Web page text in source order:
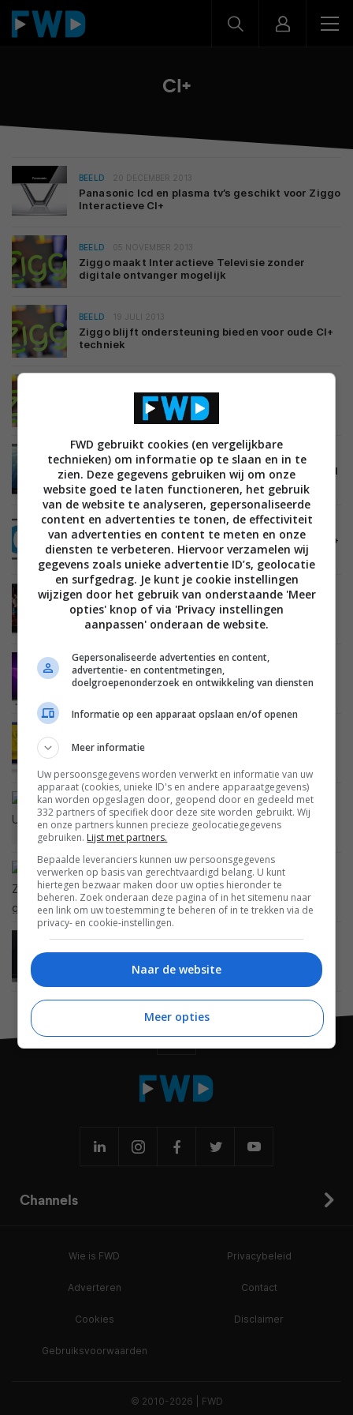
CI+
BEELD 20 DECEMBER 2013
Panasonic lcd en plasma tv’s geschikt voor Ziggo
Interactieve CI+
BEELD 05 NOVEMBER 2013
Ziggo maakt Interactieve Televisie zonder
digitale ontvanger mogelijk
BEELD 19 JULI 2013
Ziggo blijft ondersteuning bieden voor oude CI+
techniek
Ziggo brengt interactieve CI+ module op de
BEELD 19 APRIL 2011
Panasonic 2011 VIERA TV’s nu ook gecertificeerd
voor UPC CI+ modules
BEELD 13 APRIL 2011
UPC ondersteunt nu ook digitale televisie via CI+
Module
BEELD 08 APRIL 2011
Sony Bravia 2010 en 2011 TV’s door UPC CI+
gecertificeerd voor digitale TV
BEELD 11 NOVEMBER 2010
Samsung HD TVs gecertificeerd voor
CanalDigitaal
Quattron TV serie van Sharp krijgt Ziggo-
BEELD 13 SEPTEMBER 2010
UPC kondigt gebruik Digitale TV CI+ module aan
BEELD 23 APRIL 2010
LG TVs Ziggo CI+ gecertificeerd
BEELD 04 DECEMBER 2009
Sharp LE705 LED TV’s met CI+ ondersteuning
Channels
Wie is FWD Privacybeleid
Adverteren Contact
Cookies Disclaimer
Gebruiksvoorwaarden
© 2010-2026 | FWD
FWD gebruikt cookies (en vergelijkbare
technieken) om informatie op te slaan en in te
zien. Deze gegevens gebruiken wij om onze
website goed te laten functioneren, het gebruik
van de website te analyseren, gepersonaliseerde
content en advertenties te tonen, de effectiviteit
van advertenties en content te meten en onze
diensten te verbeteren. Hiervoor verzamelen wij
gegevens zoals unieke advertentie ID’s, geolocatie
en surfgedrag. Je kunt je cookie instellingen
wijzigen door het gebruik van onderstaande 'Meer
opties' knop of via 'Privacy instellingen
aanpassen' onderaan de website.
Gepersonaliseerde advertenties en content,
advertentie- en contentmetingen,
doelgroepenonderzoek en ontwikkeling van diensten
Informatie op een apparaat opslaan en/of openen
Meer informatie
Uw persoonsgegevens worden verwerkt en informatie van uw
apparaat (cookies, unieke ID's en andere apparaatgegevens)
kan worden opgeslagen door, geopend door en gedeeld met
332 partners of specifiek door deze site worden gebruikt. Wij
en onze partners kunnen precieze geolocatiegegevens
gebruiken. Lijst met partners.
Bepaalde leveranciers kunnen uw persoonsgegevens
verwerken op basis van gerechtvaardigd belang. U kunt
hiertegen bezwaar maken door uw opties hieronder te
beheren. Zoek onderaan deze pagina of in het sitemenu naar
een link om uw toestemming te beheren of in te trekken via de
privacy- en cookie-instellingen.
Naar de website
Meer opties